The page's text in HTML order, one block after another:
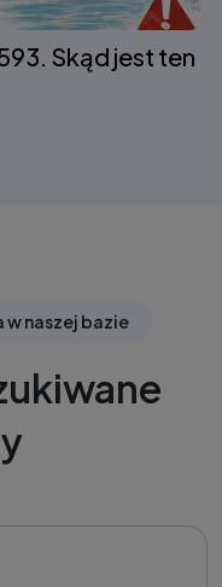
Skąd jest ten
naszej bazie